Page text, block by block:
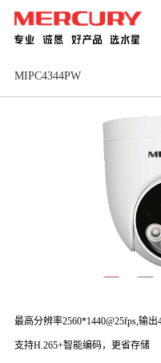
MIPC4344PW
最高分辨率2560*1440@25fps,输
支持H.265+智能编码，更省存储